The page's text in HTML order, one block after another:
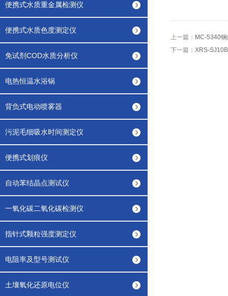
便携式水质重金属检测仪
便携式水质色度测定仪
免试剂COD水质分析仪
电热恒温水浴锅
背负式电动喷雾器
污泥毛细吸水时间测定仪
便携式划痕仪
自动苯结晶点测试仪
一氧化碳二氧化碳检测仪
指针式颗粒强度测定仪
电阻率及型号测试仪
土壤氧化还原电位仪
上一篇： MC-5340
下一篇： XRS-